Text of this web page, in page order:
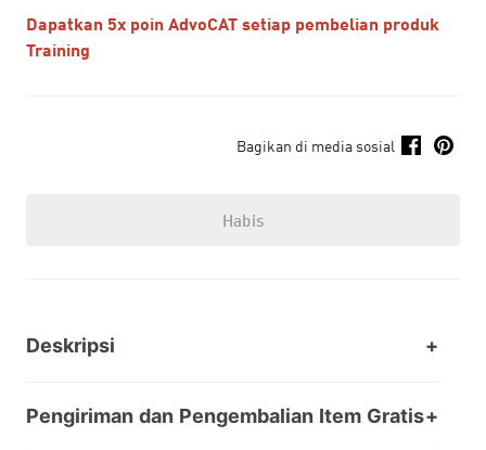
Dapatkan 5x poin AdvoCAT setiap pembelian produk
Training
Bagikan di media sosial
Habis
Deskripsi
Pengiriman dan Pengembalian Item Gratis